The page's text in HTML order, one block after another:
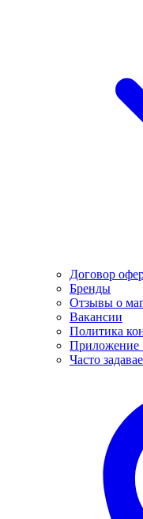
Договор
Бренды
Отзывы о
Вакансии
Политика
Приложение
Часто